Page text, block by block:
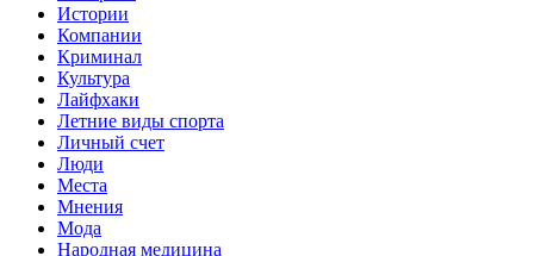
Истории
Компании
Криминал
Культура
Лайфхаки
Летние виды спорта
Личный счет
Люди
Места
Мнения
Мода
Народная медицина